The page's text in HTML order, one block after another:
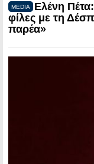
MEDIA
Ελένη
φίλες με τη
παρέα»